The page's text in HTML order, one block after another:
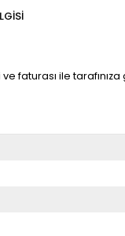
faturası ile